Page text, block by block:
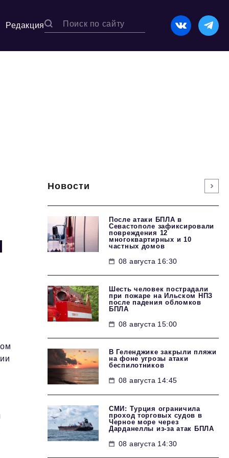
Редакция
Новости
После атаки БПЛА в
Севастополе зафиксировали
повреждения 12
многоквартирных и 10
частных домов
08 августа 16:30
Шесть человек пострадали
при пожаре на Ильском НПЗ
после падения обломков
БПЛА
08 августа 15:00
В Геленджике закрыли пляжи
на фоне угрозы атаки
беспилотников
08 августа 14:45
СМИ: Турция ограничила
проход торговых судов в
Черное море через
Дарданеллы из-за атак БПЛА
08 августа 14:30